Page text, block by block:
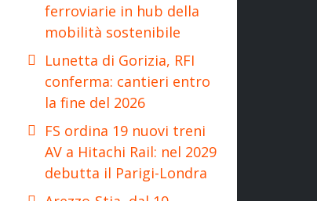
ferroviarie in hub della
mobilità sostenibile
Lunetta di Gorizia, RFI
conferma: cantieri entro
la fine del 2026
FS ordina 19 nuovi treni
AV a Hitachi Rail: nel 2029
debutta il Parigi-Londra